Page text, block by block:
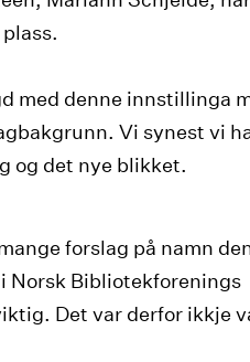
med denne innstillinga
Vi synest vi
og det nye blikket.
forslag på namn
Norsk Bibliotekforenings
Det var derfor ikkje